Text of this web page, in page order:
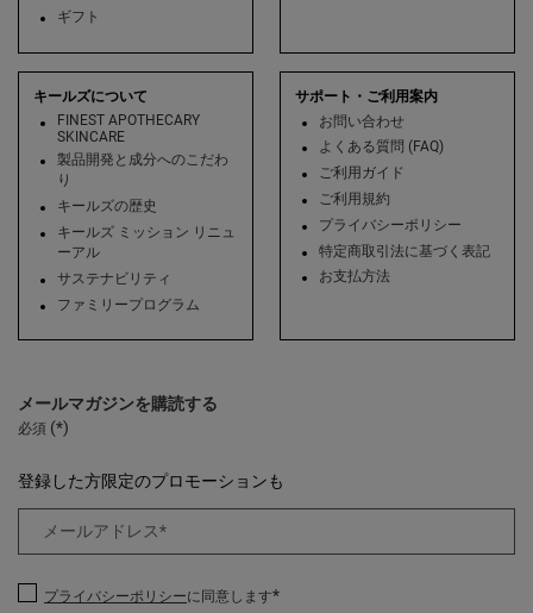
ギフト
キールズについて
FINEST APOTHECARY
SKINCARE
製品開発と成分へのこだわ
り
キールズの歴史
キールズ ミッション リニュ
ーアル
サステナビリティ
ファミリープログラム
サポート・ご利用案内
お問い合わせ
よくある質問 (FAQ)
ご利用ガイド
ご利用規約
プライバシーポリシー
特定商取引法に基づく表記
お支払方法
メールマガジンを購読する
必須 (*)
登録した方限定のプロモーションも
メールアドレス*
プライバシーポリシーに同意します*